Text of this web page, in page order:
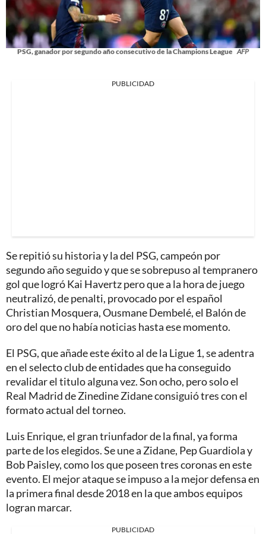
PSG, ganador por segundo año consecutivo de la Champions League AFP
PUBLICIDAD
Se repitió su historia y la del PSG, campeón por
segundo año seguido y que se sobrepuso al tempranero
gol que logró Kai Havertz pero que a la hora de juego
neutralizó, de penalti, provocado por el español
Christian Mosquera, Ousmane Dembelé, el Balón de
oro del que no había noticias hasta ese momento.
El PSG, que añade este éxito al de la Ligue 1, se adentra
en el selecto club de entidades que ha conseguido
revalidar el titulo alguna vez. Son ocho, pero solo el
Real Madrid de Zinedine Zidane consiguió tres con el
formato actual del torneo.
Luis Enrique, el gran triunfador de la final, ya forma
parte de los elegidos. Se une a Zidane, Pep Guardiola y
Bob Paisley, como los que poseen tres coronas en este
evento. El mejor ataque se impuso a la mejor defensa en
la primera final desde 2018 en la que ambos equipos
logran marcar.
PUBLICIDAD